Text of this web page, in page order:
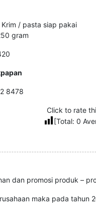
/ pasta siap pakai
gram
8478
Click to rate
[Total:0
dan promosi produk –
maka pada